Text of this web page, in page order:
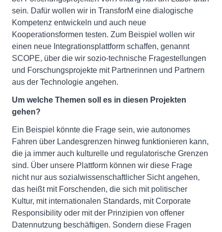
sein. Dafür wollen wir in TransforM eine dialogische
Kompetenz entwickeln und auch neue
Kooperationsformen testen. Zum Beispiel wollen wir
einen neue Integrationsplattform schaffen, genannt
SCOPE, über die wir sozio-technische Fragestellungen
und Forschungsprojekte mit Partnerinnen und Partnern
aus der Technologie angehen.
Um welche Themen soll es in diesen Projekten
gehen?
Ein Beispiel könnte die Frage sein, wie autonomes
Fahren über Landesgrenzen hinweg funktionieren kann,
die ja immer auch kulturelle und regulatorische Grenzen
sind. Über unsere Plattform können wir diese Frage
nicht nur aus sozialwissenschaftlicher Sicht angehen,
das heißt mit Forschenden, die sich mit politischer
Kultur, mit internationalen Standards, mit Corporate
Responsibility oder mit der Prinzipien von offener
Datennutzung beschäftigen. Sondern diese Fragen